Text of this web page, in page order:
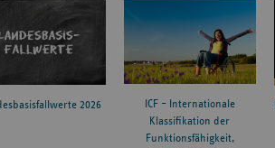
2026
ICF – Internationale
Klassifikation der
Funktionsfähigkeit,